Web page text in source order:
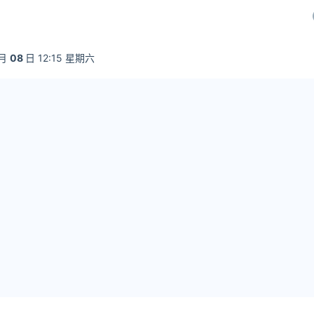
08 日 12:15 星期六